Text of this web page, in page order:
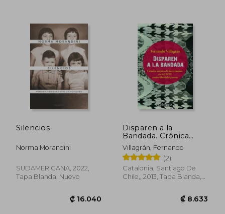
Silencios
Norma Morandini
SUDAMERICANA, 2022,
Tapa Blanda, Nuevo
Disparen a la
Bandada. Crónica
Secreta de los
Crímenes de las Fach
Contra Bachelet y
Otros / Fernando
Villagrán.
Villagrán, Fernando
(2)
Catalonia, Santiago De
Chile,, 2013, Tapa Blanda,